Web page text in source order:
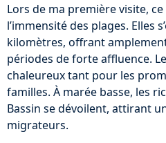
Lors de ma première visite, ce
l’immensité des plages. Elles
kilomètres, offrant
périodes de forte affluence.
chaleureux tant pour les
familles. À marée basse, les
Bassin se dévoilent, attirant
migrateurs.